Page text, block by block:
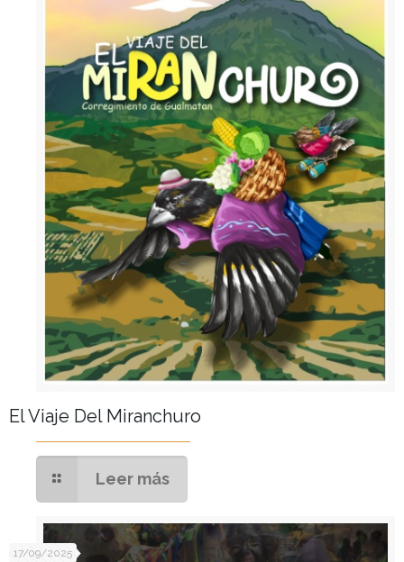
El Viaje Del Miranchuro
Leer más
17/09/2025